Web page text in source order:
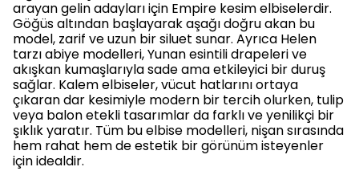
arayan gelin adayları için Empire kesim elbiselerdir.
Göğüs altından başlayarak aşağı doğru akan bu
model, zarif ve uzun bir siluet sunar. Ayrıca Helen
tarzı abiye modelleri, Yunan esintili drapeleri ve
akışkan kumaşlarıyla sade ama etkileyici bir duruş
sağlar. Kalem elbiseler, vücut hatlarını ortaya
çıkaran dar kesimiyle modern bir tercih olurken, tulip
veya balon etekli tasarımlar da farklı ve yenilikçi bir
şıklık yaratır. Tüm bu elbise modelleri, nişan sırasında
hem rahat hem de estetik bir görünüm isteyenler
için idealdir.